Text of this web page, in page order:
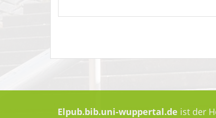
Elpub.bib.uni-wuppertal.de ist der